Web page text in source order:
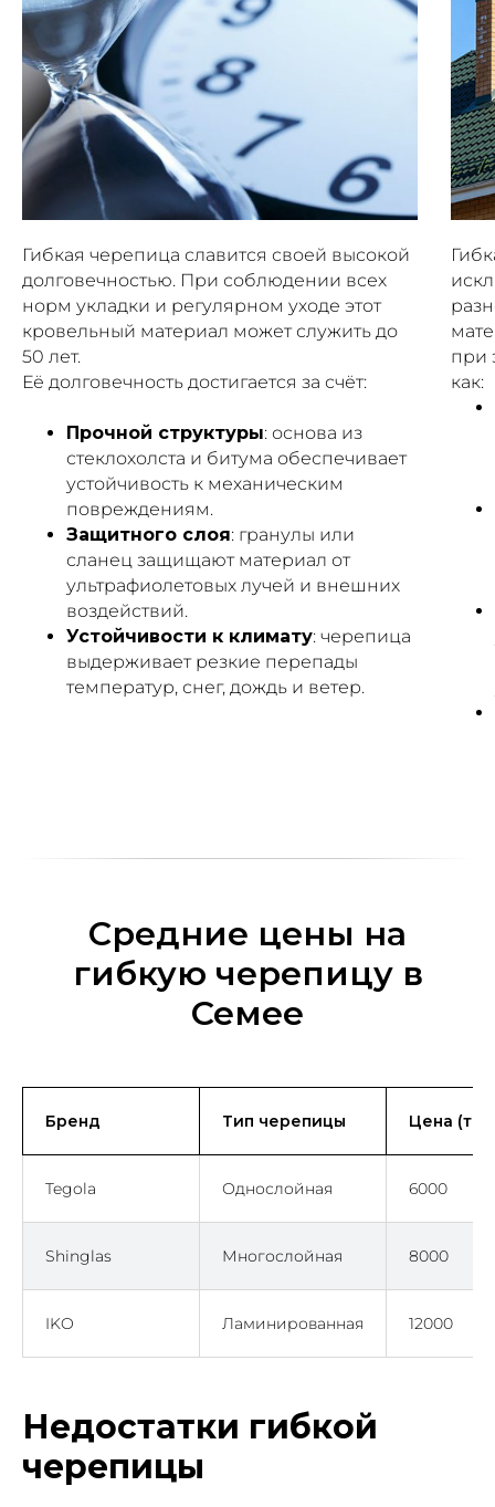
Гибкая черепица славится своей высокой
долговечностью. При соблюдении всех
норм укладки и регулярном уходе этот
кровельный материал может служить до
50 лет.
Её долговечность достигается за счёт:
Прочной структуры: основа из
стеклохолста и битума обеспечивает
устойчивость к механическим
повреждениям.
Защитного слоя: гранулы или
сланец защищают материал от
ультрафиолетовых лучей и внешних
воздействий.
Устойчивости к климату: черепица
выдерживает резкие перепады
температур, снег, дождь и ветер.
при
как:
Средние цены на
гибкую черепицу в
Семее
Бренд Тип черепицы Цена
Tegola Однослойная 6000
Shinglas Многослойная 8000
IKO Ламинированная 12000
Недостатки гибкой
черепицы